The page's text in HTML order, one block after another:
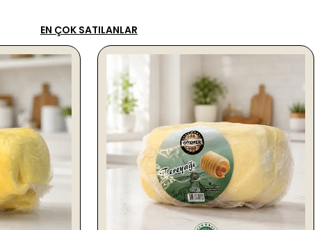
EN ÇOK SATILANLAR